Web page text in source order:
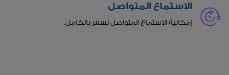
الاستماع المتواصل
إمكانية الاستماع المتواصل لسفر بالكامل.